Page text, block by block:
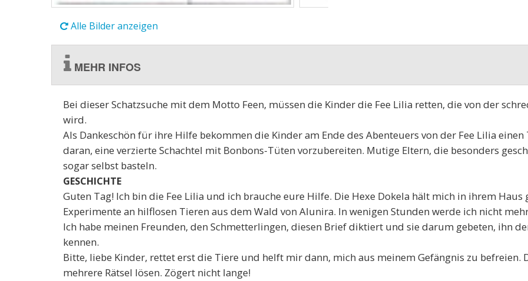
Alle Bilder anzeigen
MEHR INFOS
Bei dieser Schatzsuche mit dem Motto Feen, müssen die Kinder die Fee Lilia retten, die von der
wird.
Als Dankeschön für ihre Hilfe bekommen die Kinder am Ende des Abenteuers von der Fee Lilia einen
daran, eine verzierte Schachtel mit Bonbons-Tüten vorzubereiten. Mutige Eltern, die besonders
sogar selbst basteln.
GESCHICHTE
Guten Tag! Ich bin die Fee Lilia und ich brauche eure Hilfe. Die Hexe Dokela hält mich in ihrem
Experimente an hilflosen Tieren aus dem Wald von Alunira. In wenigen Stunden werde ich nicht
Ich habe meinen Freunden, den Schmetterlingen, diesen Brief diktiert und sie darum gebeten, ihn
kennen.
Bitte, liebe Kinder, rettet erst die Tiere und helft mir dann, mich aus meinem Gefängnis zu befreien.
mehrere Rätsel lösen. Zögert nicht lange!